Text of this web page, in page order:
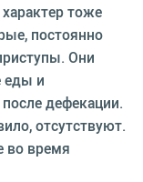
тоже
постоянно
Они
еды и
дефекации.
отсутствуют.
во время